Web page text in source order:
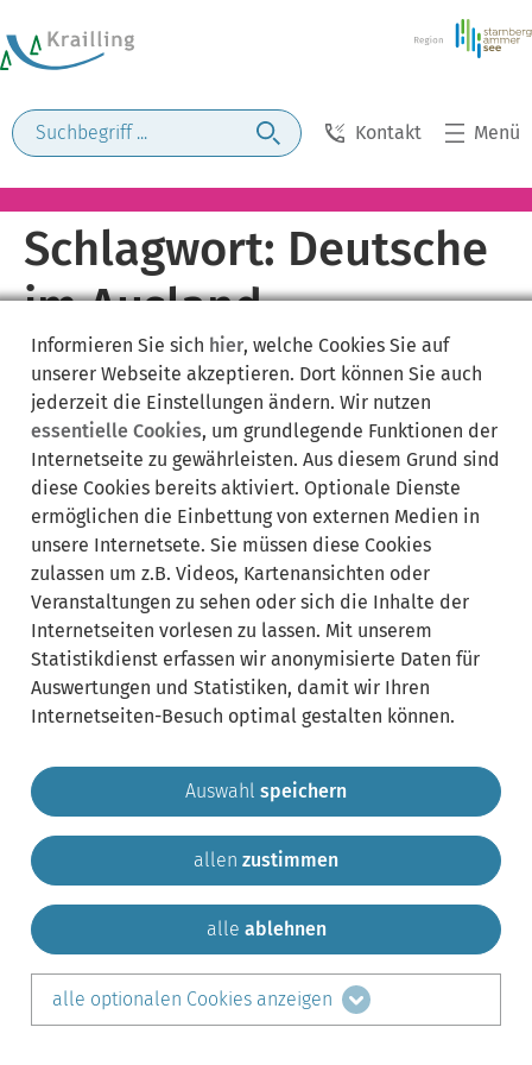
Kontakt Menü
Schlagwort: Deutsche
im Ausland
Gemeinde Krailling Impressum
Sitemap
Kontakt
teilen auf:
LinkedIn
Informieren Sie sich hier, welche Cookies Sie auf
unserer Webseite akzeptieren. Dort können Sie auch
jederzeit die Einstellungen ändern. Wir nutzen
essentielle Cookies, um grundlegende Funktionen der
Internetseite zu gewährleisten. Aus diesem Grund sind
diese Cookies bereits aktiviert. Optionale Dienste
ermöglichen die Einbettung von externen Medien in
unsere Internetsete. Sie müssen diese Cookies
zulassen um z.B. Videos, Kartenansichten oder
Veranstaltungen zu sehen oder sich die Inhalte der
Internetseiten vorlesen zu lassen. Mit unserem
Statistikdienst erfassen wir anonymisierte Daten für
Auswertungen und Statistiken, damit wir Ihren
Internetseiten-Besuch optimal gestalten können.
Auswahl speichern
allen zustimmen
alle ablehnen
alle optionalen Cookies anzeigen